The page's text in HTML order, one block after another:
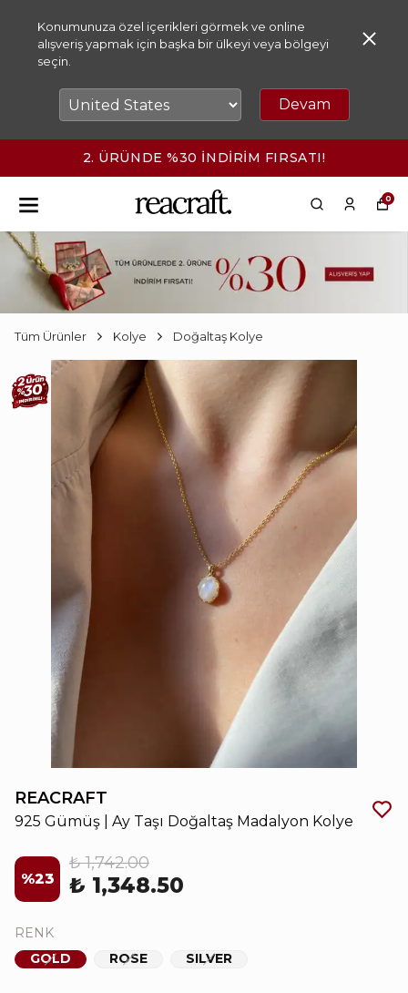
Konumunuza özel içerikleri görmek ve online
alışveriş yapmak için başka bir ülkeyi veya bölgeyi
seçin.
Devam
2. ÜRÜNDE %30 İNDİRİM FIRSATI!
0
Tüm Ürünler Kolye Doğaltaş Kolye
REACRAFT
925 Gümüş | Ay Taşı Doğaltaş Madalyon Kolye
%23
₺ 1,742.00
₺ 1,348.50
RENK
GOLD
ROSE SILVER